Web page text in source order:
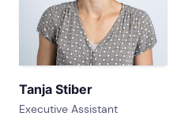
Tanja Stiber
Executive Assistant